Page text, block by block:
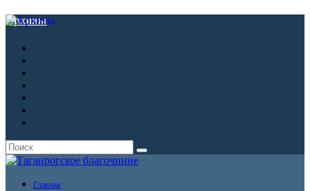
Архивы
Главная